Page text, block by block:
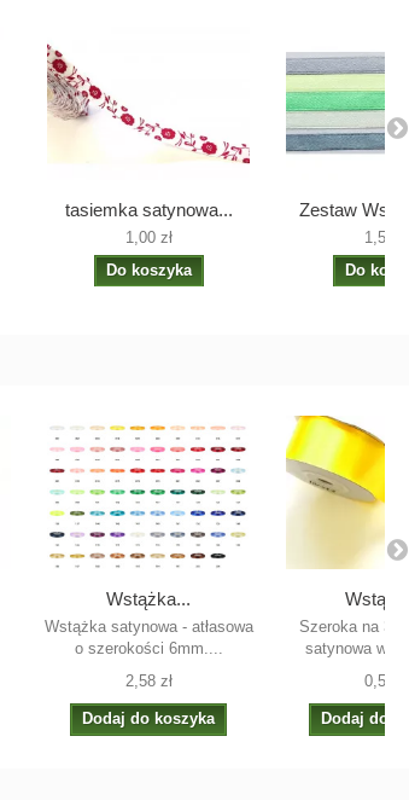
tasiemka satynowa...
1,00 zł
Do koszyka
Zestaw
1,50
Do
Wstążka...
Wstążka satynowa - atłasowa
o szerokości 6mm....
2,58 zł
Dodaj do koszyka
Szeroka na
satynowa w
0,59
Dodaj do